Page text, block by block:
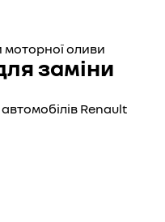
заміни
Renault